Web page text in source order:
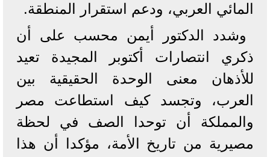
المائي العربي، ودعم استقرار المنطقة.
وشدد الدكتور أيمن محسب على أن
ذكري انتصارات أكتوبر المجيدة تعيد
للأذهان معنى الوحدة الحقيقية بين
العرب، وتجسد كيف استطاعت مصر
والمملكة أن توحدا الصف في لحظة
مصيرية من تاريخ الأمة، مؤكدا أن هذا